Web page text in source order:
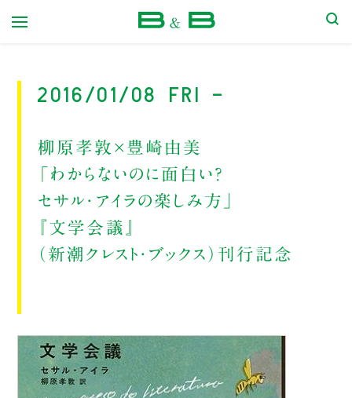
2016/01/08 Fri -
柳原孝敦×豊崎由美
「わからないのに面白い？
セサル・アイラの楽しみ方」
『文学会議』
（新潮クレスト・ブックス）刊行記念